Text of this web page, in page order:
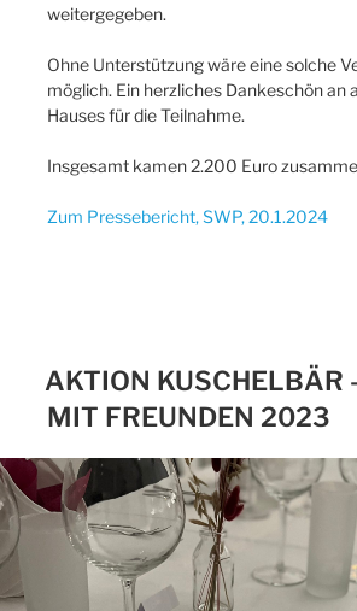
weitergegeben.
Ohne Unterstützung wäre eine solche
möglich. Ein herzliches Dankeschön an
Hauses für die Teilnahme.
Insgesamt kamen 2.200 Euro
Zum Pressebericht, SWP, 20.1.2024
AKTION KUSCHELBÄR
MIT FREUNDEN 2023